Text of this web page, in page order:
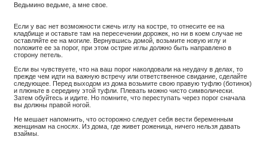
Ведьмино ведьме, а мне свое.
Если у вас нет возможности сжечь иглу на костре, то отнесите ее на
кладбище и оставьте там на пересечении дорожек, но ни в коем случае не
оставляйте ее на могиле. Вернувшись домой, возьмите новую иглу и
положите ее за порог, при этом острие иглы должно быть направлено в
сторону петель.
Если вы чувствуете, что на ваш порог наколдовали на неудачу в делах, то
прежде чем идти на важную встречу или ответственное свидание, сделайте
следующее. Перед выходом из дома возьмите свою правую туфлю (ботинок)
и плюньте в середину этой туфли. Плевать можно чисто символически.
Затем обуйтесь и идите. Но помните, что переступать через порог сначала
вы должны правой ногой.
Не мешает напомнить, что осторожно следует себя вести беременным
женщинам на сносях. Из дома, где живет роженица, ничего нельзя давать
взаймы.